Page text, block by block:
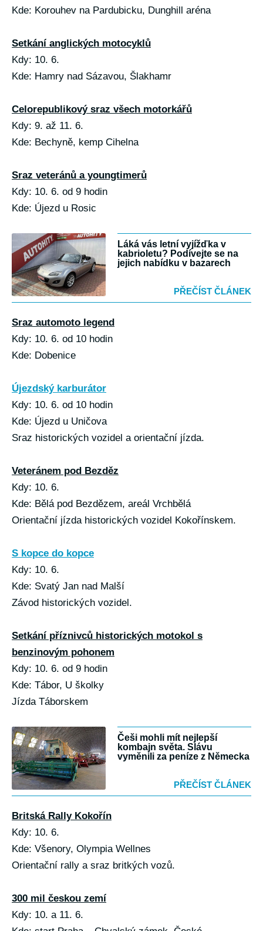
Kde: Korouhev na Pardubicku, Dunghill aréna
Setkání anglických motocyklů
Kdy: 10. 6.
Kde: Hamry nad Sázavou, Šlakhamr
Celorepublikový sraz všech motorkářů
Kdy: 9. až 11. 6.
Kde: Bechyně, kemp Cihelna
Sraz veteránů a youngtimerů
Kdy: 10. 6. od 9 hodin
Kde: Újezd u Rosic
Láká vás letní vyjížďka v
kabrioletu? Podívejte se na
jejich nabídku v bazarech
PŘEČÍST ČLÁNEK
Sraz automoto legend
Kdy: 10. 6. od 10 hodin
Kde: Dobenice
Újezdský karburátor
Kdy: 10. 6. od 10 hodin
Kde: Újezd u Uničova
Sraz historických vozidel a orientační jízda.
Veteránem pod Bezděz
Kdy: 10. 6.
Kde: Bělá pod Bezdězem, areál Vrchbělá
Orientační jízda historických vozidel Kokořínskem.
S kopce do kopce
Kdy: 10. 6.
Kde: Svatý Jan nad Malší
Závod historických vozidel.
Setkání příznivců historických motokol s
benzinovým pohonem
Kdy: 10. 6. od 9 hodin
Kde: Tábor, U školky
Jízda Táborskem
Češi mohli mít nejlepší
kombajn světa. Slávu
vyměnili za peníze z Německa
PŘEČÍST ČLÁNEK
Britská Rally Kokořín
Kdy: 10. 6.
Kde: Všenory, Olympia Wellnes
Orientační rally a sraz britkých vozů.
300 mil českou zemí
Kdy: 10. a 11. 6.